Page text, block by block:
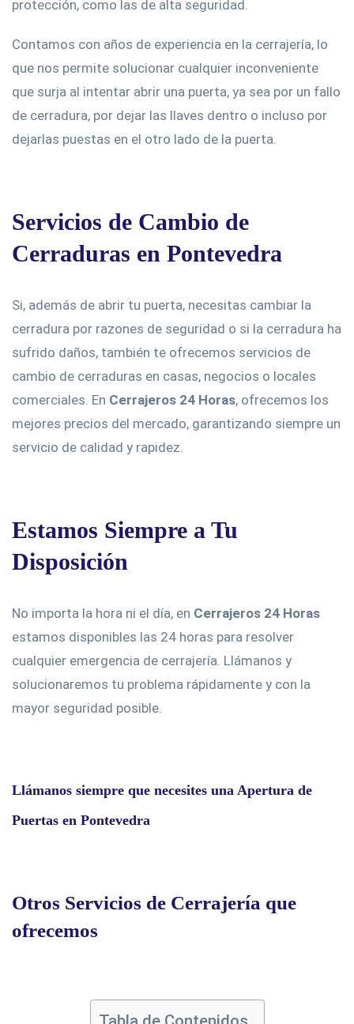
protección, como las de alta seguridad.
Contamos con años de experiencia en la cerrajería, lo
que nos permite solucionar cualquier inconveniente
que surja al intentar abrir una puerta, ya sea por un fallo
de cerradura, por dejar las llaves dentro o incluso por
dejarlas puestas en el otro lado de la puerta.
Servicios de Cambio de
Cerraduras en Pontevedra
Si, además de abrir tu puerta, necesitas cambiar la
cerradura por razones de seguridad o si la cerradura ha
sufrido daños, también te ofrecemos servicios de
cambio de cerraduras en casas, negocios o locales
comerciales. En Cerrajeros 24 Horas, ofrecemos los
mejores precios del mercado, garantizando siempre un
servicio de calidad y rapidez.
Estamos Siempre a Tu
Disposición
No importa la hora ni el día, en Cerrajeros 24 Horas
estamos disponibles las 24 horas para resolver
cualquier emergencia de cerrajería. Llámanos y
solucionaremos tu problema rápidamente y con la
mayor seguridad posible.
Llámanos siempre que necesites una Apertura de
Puertas en Pontevedra
Otros Servicios de Cerrajería que
ofrecemos